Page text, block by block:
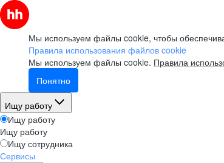
Мы используем файлы cookie, чтобы
Правила использования файлов cookie
Мы используем файлы cookie. Правила
Понятно
Ищу работу
Ищу работу
Ищу работу
Ищу сотрудника
Сервисы